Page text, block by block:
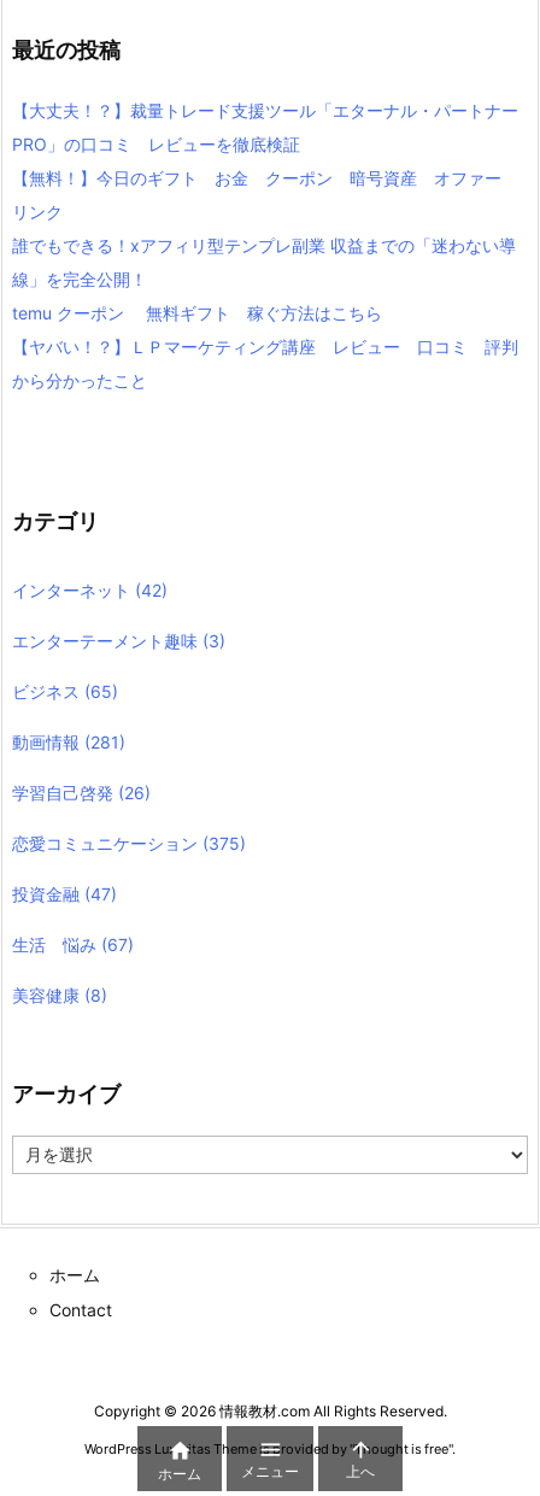
最近の投稿
【大丈夫！？】裁量トレード支援ツール「エターナル・パートナー
PRO」の口コミ レビューを徹底検証
【無料！】今日のギフト お金 クーポン 暗号資産 オファー
リンク
誰でもできる！xアフィリ型テンプレ副業 収益までの「迷わない導
線」を完全公開！
temu クーポン 無料ギフト 稼ぐ方法はこちら
【ヤバい！？】ＬＰマーケティング講座 レビュー 口コミ 評判
から分かったこと
カテゴリ
インターネット (42)
エンターテーメント趣味 (3)
ビジネス (65)
動画情報 (281)
学習自己啓発 (26)
恋愛コミュニケーション (375)
投資金融 (47)
生活 悩み (67)
美容健康 (8)
アーカイブ
ー
ホーム
Contact
Copyright © 2026 情報教材.comAll Rights Reserved.
WordPress Luxeritas Theme is provided by "Thought is free".

ホーム

メニュー

上へ